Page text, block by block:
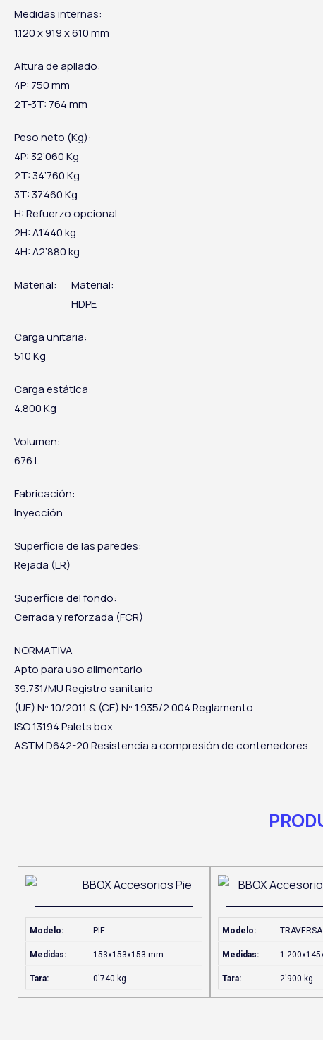
Medidas internas:
1.120 x 919 x 610 mm
Altura de apilado:
4P: 750 mm
2T-3T: 764 mm
Peso neto (Kg):
4P: 32’060 Kg
2T: 34’760 Kg
3T: 37’460 Kg
H: Refuerzo opcional
2H: Δ1’440 kg
4H: Δ2’880 kg
Material:
Material:
HDPE
Carga unitaria:
510 Kg
Carga estática:
4.800 Kg
Volumen:
676 L
Fabricación:
Inyección
Superficie de las paredes:
Rejada (LR)
Superficie del fondo:
Cerrada y reforzada (FCR)
NORMATIVA
Apto para uso alimentario
39.731/MURegistro sanitario
(UE) Nº 10/2011 & (CE)Nº 1.935/2.004Reglamento
ISO 13194Palets box
ASTM D642-20Resistencia a compresión de contenedores
Modelo: PIE
Medidas: 153x153x153 mm
Tara: 0'740 kg
Modelo:
Medidas:
Tara: 2'900 kg